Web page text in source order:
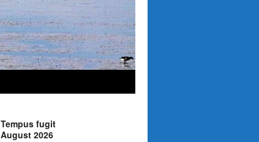
Tempus fugit
August 2026